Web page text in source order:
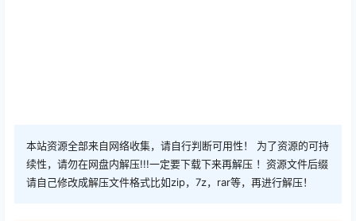
本站资源全部来自网络收集，请自行判断可用性！ 为了资源的可持
续性，请勿在网盘内解压!!!一定要下载下来再解压 ！资源文件后缀
请自己修改成解压文件格式比如zip，7z，rar等，再进行解压！